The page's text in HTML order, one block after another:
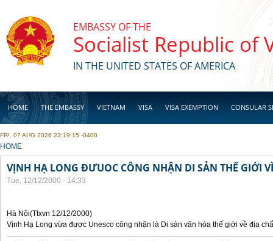
EMBASSY OF THE
Socialist Republic of
IN THE UNITED STATES OF AMERICA
HOME THE EMBASSY VIETNAM VISA VISA EXEMPTION CONSULAR
BUSINESS
FRI, 07 AUG 2026 23:19:15 -0400
YOU ARE HERE
HOME
VỊNH HẠ LONG ĐƯUOC CÔNG NHẬN DI SẢN THẾ GIỚI
Tue, 12/12/2000 - 14:33
Hà Nội(Ttxvn 12/12/2000)
Vịnh Hạ Long vừa được Unesco công nhận là Di sản văn hóa thế giới về địa